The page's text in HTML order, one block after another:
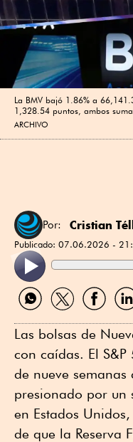
La BMV bajó 1.86% a
1,328.54 puntos, ambos
ARCHIVO
Por: Cristian
Publicado: 07.06.2026 -
Compartir
por
Compartir
por
Compartir
por
por
Las bolsas de
con caídas. El
de nueve semanas
presionado por un
en Estados
de que la Reserva